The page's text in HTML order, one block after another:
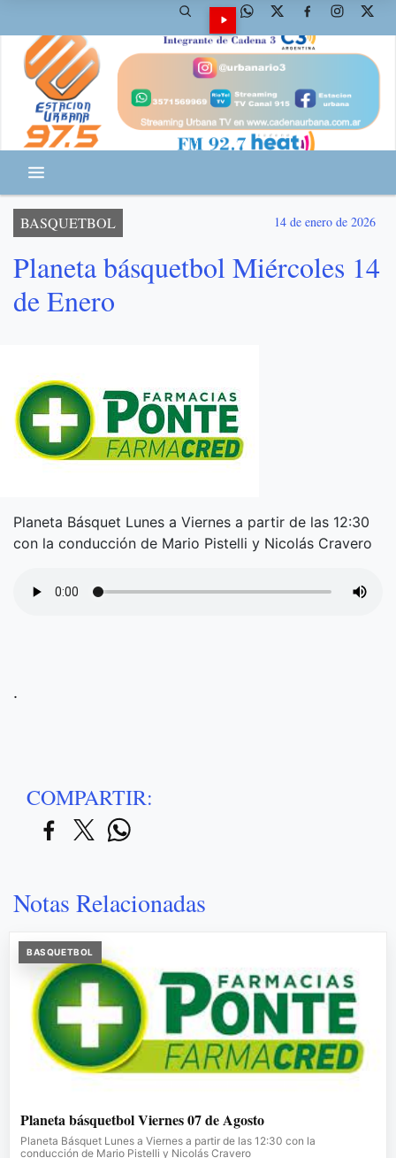
BASQUETBOL 14 de enero de 2026
Planeta básquetbol Miércoles 14
de Enero
Planeta Básquet Lunes a Viernes a partir de las 12:30
con la conducción de Mario Pistelli y Nicolás Cravero
.
COMPARTIR:
Notas Relacionadas
BASQUETBOL
Planeta básquetbol Viernes 07 de Agosto
Planeta Básquet Lunes a Viernes a partir de las 12:30 con la
conducción de Mario Pistelli y Nicolás Cravero